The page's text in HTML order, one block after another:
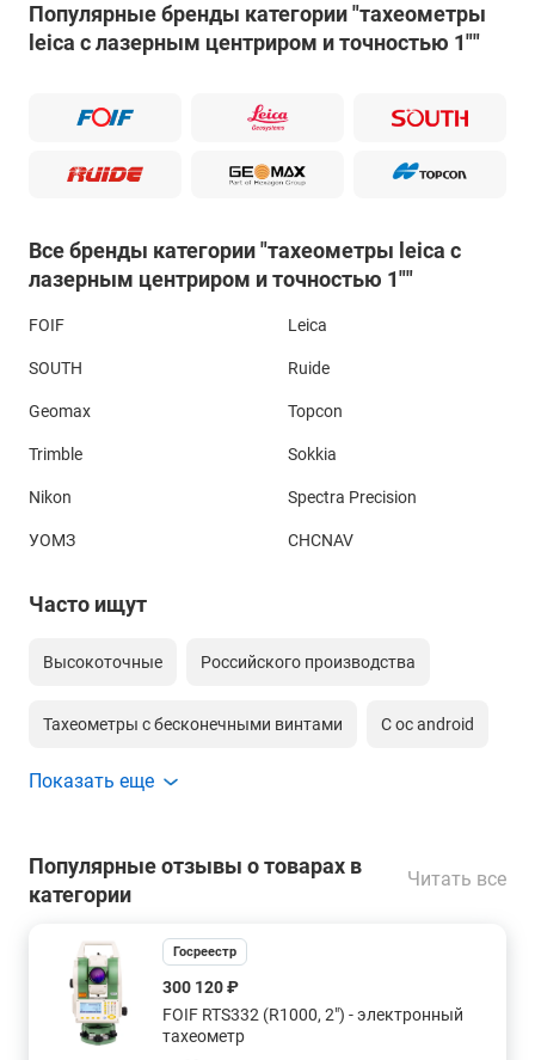
Популярные бренды категории "тахеометры
leica с лазерным центриром и точностью 1""
Все бренды категории "тахеометры leica с
лазерным центриром и точностью 1""
FOIF Leica
SOUTH Ruide
Geomax Topcon
Trimble Sokkia
Nikon Spectra Precision
УОМЗ CHCNAV
Часто ищут
Высокоточные Российского производства
Тахеометры с бесконечными винтами С ос android
С оптическим центриром
Сканирующий по сетке тахеометр
С точность 0,5 секунд
С лазерным центриром и точностью 0.5"
Показать еще
Популярные отзывы о товарах в
категории
Читать все
Госреестр
300 120 ₽
FOIF RTS332 (R1000, 2") - электронный
тахеометр